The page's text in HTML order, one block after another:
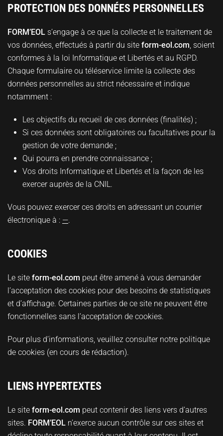
PROTECTION DES DONNÉES PERSONNELLES
FORM’EOL s’engage à ce que la collecte et le traitement de
vos données, effectués à partir du site form-eol.com , soient
conformes à la loi Informatique et Libertés et au RGPD.
Chaque formulaire ou téléservice limite la collecte des
données personnelles au strict nécessaire et indique
notamment :
Les objectifs du recueil de ces données (finalités) ;
Si ces données sont obligatoires ou facultatives pour la
gestion de votre demande ;
Qui pourra en prendre connaissance ;
Vos droits Informatique et Libertés et la façon de les
exercer auprès de la CNIL.
Vous pouvez exercer ces droits en adressant un courrier
électronique à : —.
COOKIES
Le site form-eol.com peut être amené à vous demander
l’acceptation des cookies pour des besoins de statistiques
et d’affichage. Certaines parties de ce site ne peuvent être
fonctionnelles sans l’acceptation de cookies.
Pour plus d’informations, veuillez consulter notre politique
de cookies (en cours de rédaction).
LIENS HYPERTEXTES
Le site form-eol.com peut contenir des liens vers d’autres
sites. FORM’EOL n’exerce aucun contrôle sur ces sites et